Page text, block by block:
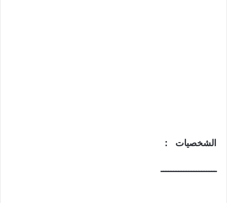
الشخصيات :
ــــــــــــــــــــــ